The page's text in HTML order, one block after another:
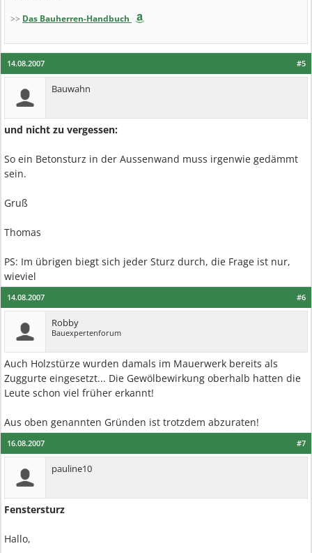
>> Das Bauherren-Handbuch
#5
14.08.2007
Bauwahn
und nicht zu vergessen:
So ein Betonsturz in der Aussenwand muss irgenwie gedämmt
sein.
Gruß
Thomas
PS: Im übrigen biegt sich jeder Sturz durch, die Frage ist nur,
wieviel
#6
14.08.2007
Robby
Bauexpertenforum
Auch Holzstürze wurden damals im Mauerwerk bereits als
Zuggurte eingesetzt... Die Gewölbewirkung oberhalb hatten die
Leute schon viel früher erkannt!
Aus oben genannten Gründen ist trotzdem abzuraten!
#7
16.08.2007
pauline10
Fenstersturz
Hallo,